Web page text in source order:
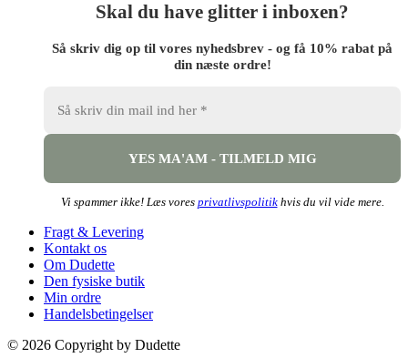
Skal du have glitter i inboxen?
Så skriv dig op til vores nyhedsbrev - og få 10% rabat på
din næste ordre!
Vi spammer ikke! Læs vores privatlivspolitikhvis du vil vide mere.
Fragt & Levering
Kontakt os
Om Dudette
Den fysiske butik
Min ordre
Handelsbetingelser
© 2026 Copyright by Dudette